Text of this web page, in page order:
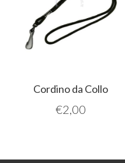
Cordino da Collo
€2,00